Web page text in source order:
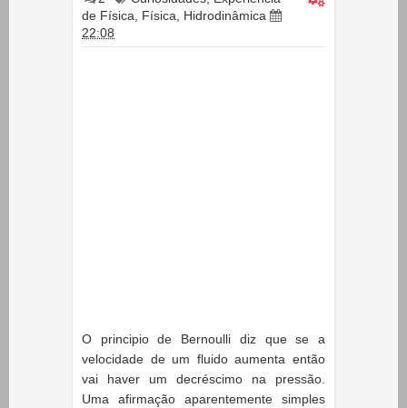
de Física, Física, Hidrodinâmica
22:08
O principio de Bernoulli diz que se a
velocidade de um fluido aumenta então
vai haver um decréscimo na pressão.
Uma afirmação aparentemente simples